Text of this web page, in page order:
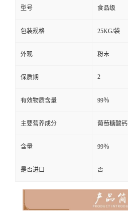
型号 食品级
包装规格 25KG/袋
外观 粉末
保质期 2
有效物质含量 99％
主要营养成分 葡萄糖酸钙
含量 99％
是否进口 否